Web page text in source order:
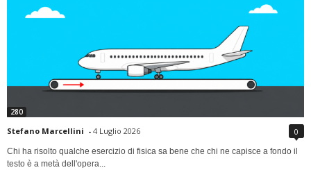
280
Stefano Marcellini - 4 Luglio 2026 0
Chi ha risolto qualche esercizio di fisica sa bene che chi ne capisce a fondo il
testo è a metà dell'opera...